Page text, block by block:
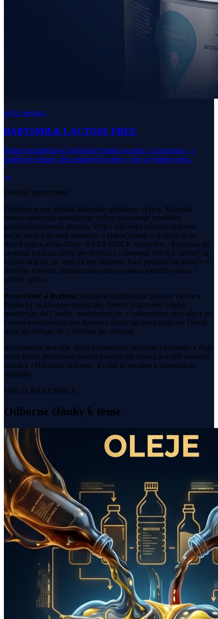
od 6. mesiaca
BABYSMILK LACTOSE FREE
Jediné bezlaktózové dojčenské mlieko na trhu s Colostrom – s
mliečnym tukom, bez rastlinných olejov, sóje a rybieho oleja.
→
Dôležité upozornenie
Dojčenie je pre dojčatá najlepším spôsobom výživy. Materské
mlieko poskytuje komplexnú výživu a obsahuje protilátky
posilňujúce imunitu dieťaťa. WHO odporúča výlučné dojčenie
počas prvých šiestich mesiacov a pokračovanie v dojčení až do
dvoch rokov alebo dlhšie. BABYSMILK Antireflux - Potravina na
osobitné lekárske účely pre dojčatá s Colostrom 900 g je určený na
výživu dojčiat, ak nemôžu byť dojčené. Pred použitím sa poraďte s
detským lekárom, farmaceutom alebo osobou kvalifikovanou v
oblasti výživy.
Bezpečnosť a hygiena: dôkladne dodržiavajte pokyny výrobcu.
Pomôcky na kŕmenie sterilizujte, čerstvo pripravené mlieko
spotrebujte do 2 hodín, neohrievajte ho v mikrovlnnej rúre, dieťa pri
kŕmení nenechávajte bez dozoru a dbajte na ústnu hygienu. Obsah
dózy spotrebujte do 3 týždňov po otvorení.
Rozhodnutie nedojčiť alebo kombinovať dojčenie s kŕmením z fľaše
môže znížiť prirodzenú tvorbu materského mlieka a sťažiť neskorší
návrat k výlučnému dojčeniu. Zvážte aj sociálne a ekonomické
dôsledky.
Veda za BABYSMILK
Odborné články k téme